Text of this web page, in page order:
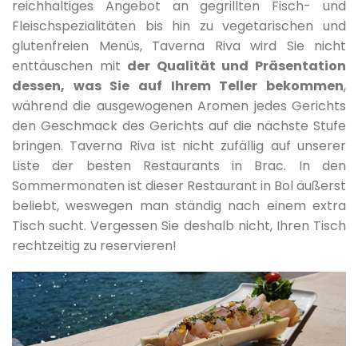
reichhaltiges Angebot an gegrillten Fisch- und
Fleischspezialitäten bis hin zu vegetarischen und
glutenfreien Menüs, Taverna Riva wird Sie nicht
enttäuschen mit der Qualität und Präsentation
dessen, was Sie auf Ihrem Teller bekommen,
während die ausgewogenen Aromen jedes Gerichts
den Geschmack des Gerichts auf die nächste Stufe
bringen. Taverna Riva ist nicht zufällig auf unserer
Liste der besten Restaurants in Brac. In den
Sommermonaten ist dieser Restaurant in Bol äußerst
beliebt, weswegen man ständig nach einem extra
Tisch sucht. Vergessen Sie deshalb nicht, Ihren Tisch
rechtzeitig zu reservieren!